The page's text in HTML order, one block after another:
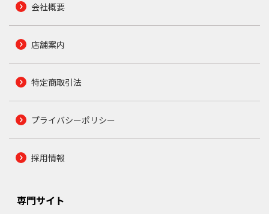
会社概要
店舗案内
特定商取引法
プライバシーポリシー
採用情報
専門サイト